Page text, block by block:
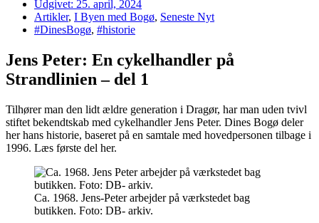
Udgivet: 25. april, 2024
Artikler, I Byen med Bogø, Seneste Nyt
#DinesBogø, #historie
Jens Peter: En cykelhandler på
Strandlinien – del 1
Tilhører man den lidt ældre generation i Dragør, har man uden tvivl
stiftet bekendtskab med cykelhandler Jens Peter. Dines Bogø deler
her hans historie, baseret på en samtale med hovedpersonen tilbage i
1996. Læs første del her.
Ca. 1968. Jens-Peter arbejder på værkstedet bag
butikken. Foto: DB- arkiv.